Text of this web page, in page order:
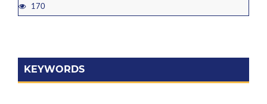
170
KEYWORDS